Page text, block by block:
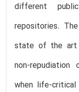
different
repositories.
state of the art
non-
when life-critical